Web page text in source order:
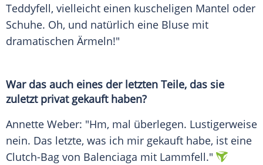
Teddyfell, vielleicht einen kuscheligen Mantel oder
Schuhe. Oh, und natürlich eine Bluse mit
dramatischen Ärmeln!"
War das auch eines der letzten Teile, das sie
zuletzt privat gekauft haben?
Annette Weber: "Hm, mal überlegen. Lustigerweise
nein. Das letzte, was ich mir gekauft habe, ist eine
Clutch-Bag von Balenciaga mit Lammfell."